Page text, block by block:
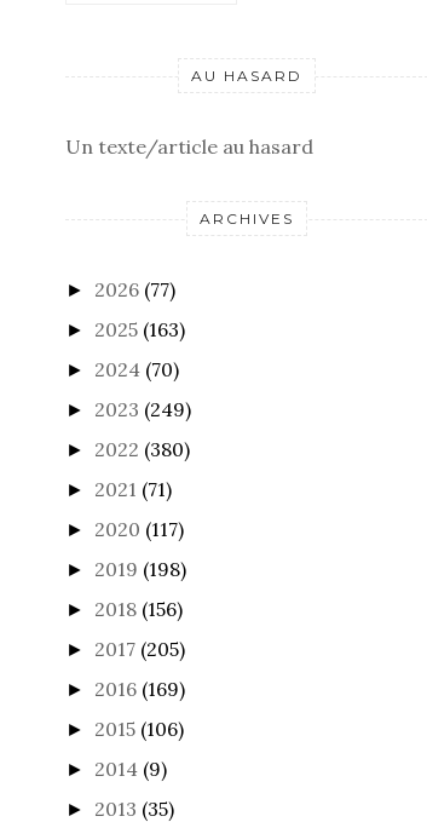
AU HASARD
Un texte/article au hasard
ARCHIVES
► 2026 (77)
► 2025 (163)
► 2024 (70)
► 2023 (249)
► 2022 (380)
► 2021 (71)
► 2020 (117)
► 2019 (198)
► 2018 (156)
► 2017 (205)
► 2016 (169)
► 2015 (106)
► 2014 (9)
► 2013 (35)